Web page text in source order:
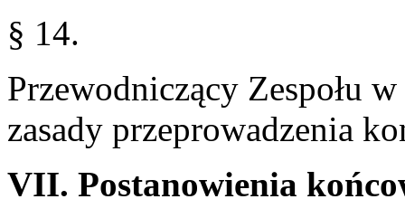
§ 14.
Przewodniczący Zespołu
zasady przeprowadzenia
VII. Postanowienia